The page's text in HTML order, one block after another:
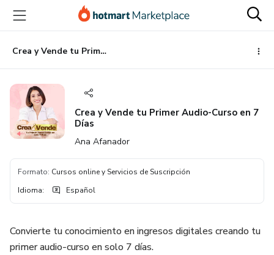
principal
página
de
página
Crea y Vende tu Primer Audio-Curso en 7 Días
Crea y Vende tu Primer Audio-Curso en 7
Días
Ana Afanador
Formato: Cursos online y Servicios de Suscripción
Idioma: Español
Convierte tu conocimiento en ingresos digitales creando tu
primer audio-curso en solo 7 días.